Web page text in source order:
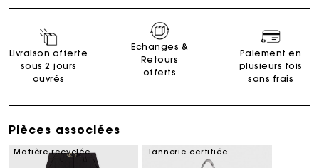
Livraison offerte
sous 2 jours
ouvrés
Echanges &
Retours
offerts
Paiement en
plusieurs fois
sans frais
Pièces associées
Matière recyclée Tannerie certifiée